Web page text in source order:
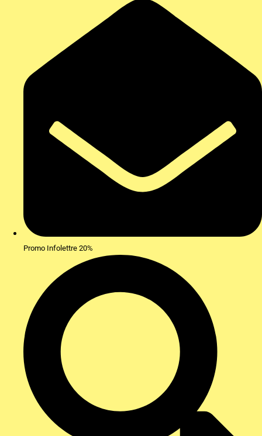
Promo Infolettre 20%